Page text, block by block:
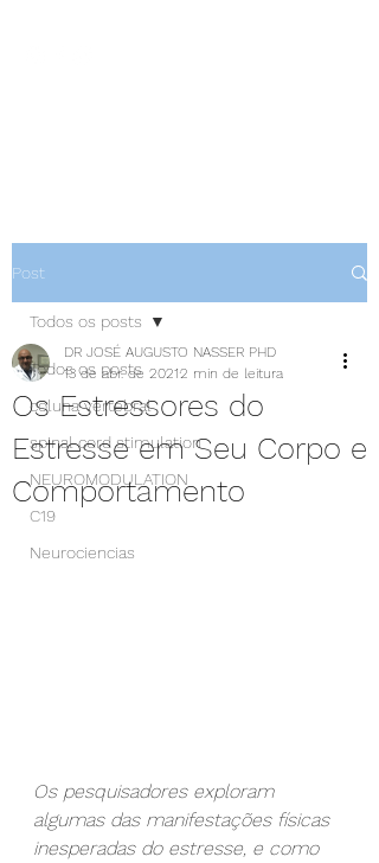
Post
Todos os posts
coluna vertebral
spinal cord stimulation
NEUROMODULATION
C19
Neurociencias
Todos os posts
Os Estressores do
Estresse em Seu Corpo e
Comportamento
DR JOSÉ AUGUSTO NASSER PHD
13 de abr. de 20212 min de leitura
Os pesquisadores exploram
algumas das manifestações físicas
inesperadas do estresse, e como